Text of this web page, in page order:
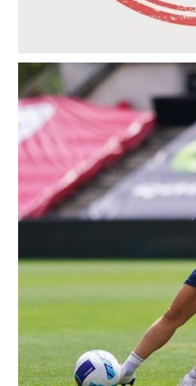
日本ゴールドチェーン ジュ
K